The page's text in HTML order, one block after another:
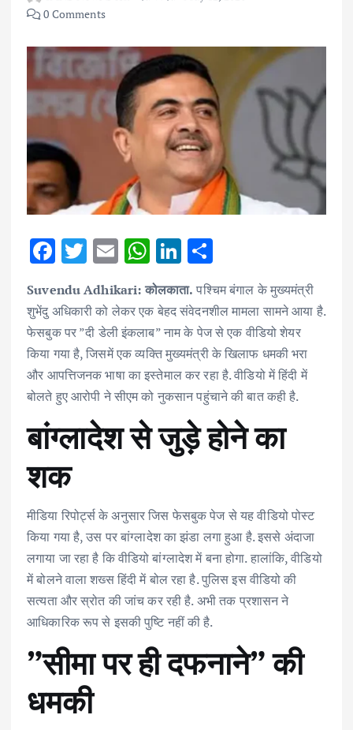
0 Comments
F
ac
e
b
o
o
k
T
w
it
te
r
E
ai
l
W
h
at
s
A
p
p
Li
k
e
dI
n
ar
e
Suvendu Adhikari: कोलकाता. पश्चिम बंगाल के मुख्यमंत्री
शुभेंदु अधिकारी को लेकर एक बेहद संवेदनशील मामला सामने आया है.
फेसबुक पर ”दी डेली इंकलाब” नाम के पेज से एक वीडियो शेयर
किया गया है, जिसमें एक व्यक्ति मुख्यमंत्री के खिलाफ धमकी भरा
और आपत्तिजनक भाषा का इस्तेमाल कर रहा है. वीडियो में हिंदी में
बोलते हुए आरोपी ने सीएम को नुकसान पहुंचाने की बात कही है.
बांग्लादेश से जुड़े होने का
शक
मीडिया रिपोर्ट्स के अनुसार जिस फेसबुक पेज से यह वीडियो पोस्ट
किया गया है, उस पर बांग्लादेश का झंडा लगा हुआ है. इससे अंदाजा
लगाया जा रहा है कि वीडियो बांग्लादेश में बना होगा. हालांकि, वीडियो
में बोलने वाला शख्स हिंदी में बोल रहा है. पुलिस इस वीडियो की
सत्यता और स्रोत की जांच कर रही है. अभी तक प्रशासन ने
आधिकारिक रूप से इसकी पुष्टि नहीं की है.
”सीमा पर ही दफनाने” की
धमकी